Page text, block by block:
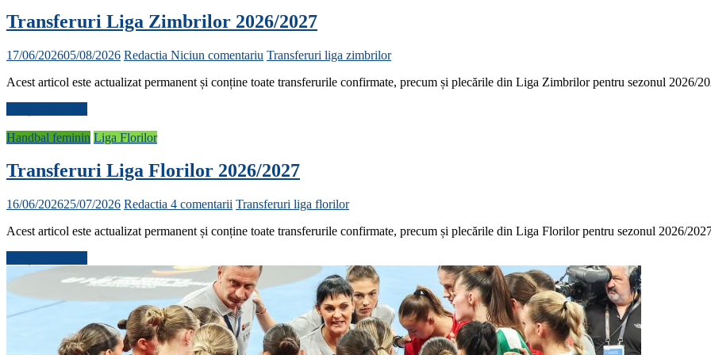
Transferuri Liga Zimbrilor 2026/2027
17/06/202605/08/2026 Redactia Niciun comentariu Transferuri liga zimbrilor
Acest articol este actualizat permanent și conține toate transferurile confirmate, precum și plecările din Liga Zimbrilor pentru sezonul 2026/
Handbal feminin Liga Florilor
Transferuri Liga Florilor 2026/2027
16/06/202625/07/2026 Redactia 4 comentarii Transferuri liga florilor
Acest articol este actualizat permanent și conține toate transferurile confirmate, precum și plecările din Liga Florilor pentru sezonul 2026/